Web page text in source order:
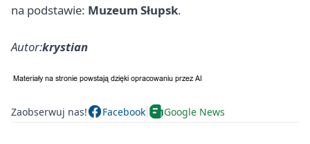
na podstawie: Muzeum Słupsk.
Autor:krystian
Zaobserwuj nas! Facebook Google News